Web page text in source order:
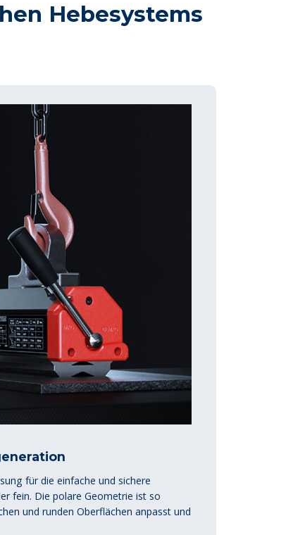
Hebesystems
für die einfache und sichere
fein. Die polare Geometrie ist so
und runden Oberflächen anpasst und